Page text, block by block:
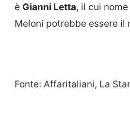
è Gianni Letta, il cui
Meloni potrebbe essere il
Fonte: Affaritaliani, La